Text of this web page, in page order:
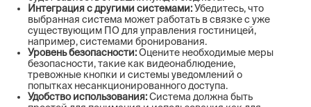
Интеграция с другими системами:Убедитесь, что
выбранная система может работать в связке с уже
существующим ПО для управления гостиницей,
например, системами бронирования.
Уровень безопасности:Оцените необходимые меры
безопасности, такие как видеонаблюдение,
тревожные кнопки и системы уведомлений о
попытках несанкционированного доступа.
Удобство использования:Система должна быть